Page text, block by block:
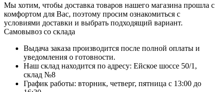
Мы хотим, чтобы доставка товаров нашего магазина прошла с
комфортом для Вас, поэтому просим ознакомиться с
условиями доставки и выбрать подходящий вариант.
Самовывоз со склада
Выдача заказа производится после полной оплаты и
уведомления о готовности.
Наш склад находится по адресу: Ейское шоссе 50/1,
склад №8
График работы: вторник, четверг, пятница с 13:00 до